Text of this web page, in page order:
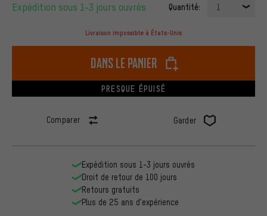
Expédition sous 1-3 jours ouvrés Quantité: 1
Livraison impossible à États-Unis
dans le panier
PRESQUE ÉPUISÉ
Comparer Garder
Expédition sous 1-3 jours ouvrés
Droit de retour de 100 jours
Retours gratuits
Plus de 25 ans d'expérience